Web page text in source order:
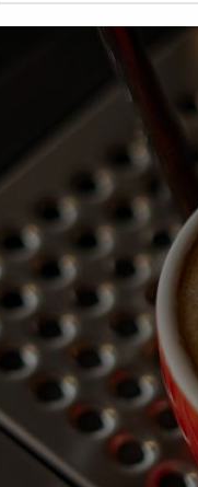
dotyczące plików cookie,
odnośnik „Ustawienia
plików cookie możliwa jest
My, nasi Zaufani Partnerzy i
Użycie dokładnych danych
Przechowywanie informacji
badnie odbiorców i